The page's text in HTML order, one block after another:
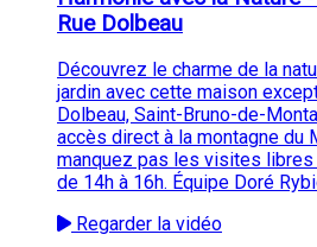
Rue Dolbeau
Découvrez le charme de la
jardin avec cette maison
Dolbeau, Saint-Bruno-de-
accès direct à la montagne du
manquez pas les visites
de 14h à 16h. Équipe Doré
Regarder la vidéo